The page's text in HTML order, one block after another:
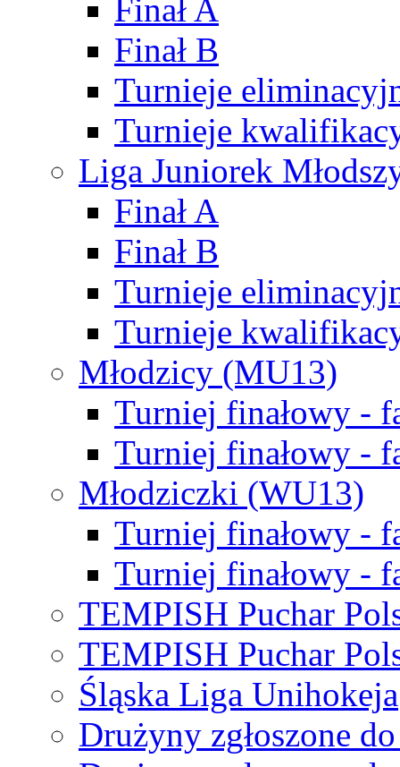
Finał A
Finał B
Turnieje
Turnieje
Liga Juniorek
Finał A
Finał B
Turnieje
Turnieje
Młodzicy (MU13)
Turniej finałowy -
Turniej finałowy -
Młodziczki (WU13)
Turniej finałowy -
Turniej finałowy -
TEMPISH Puchar
TEMPISH Puchar
Śląska Liga Unihokeja
Drużyny zgłoszone